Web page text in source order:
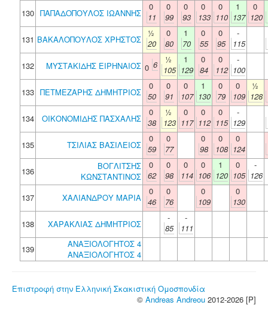
130 ΠΑΠΑΔΟΠΟΥΛΟΣ ΙΩΑΝΝΗΣ
0
11
0
99
0
93
0
133
0
110
1
137
0
120
131 ΒΑΚΑΛΟΠΟΥΛΟΣ ΧΡΗΣΤΟΣ
½
20
0
80
1
70
0
55
0
95
-
115
132
ΜΥΣΤΑΚΙΔΗΣ ΕΙΡΗΝΑΙΟΣ 0 6
½
105
1
129
0
84
0
112
-
100
133 ΠΕΤΜΕΖΑΡΗΣ ΔΗΜΗΤΡΙΟΣ
0
50
0
91
0
107
1
130
0
79
0
109
½
128
134
ΟΙΚΟΝΟΜΙΔΗΣ ΠΑΣΧΑΛΗΣ
0
38
½
123
0
117
0
112
0
115
-
129
135
ΤΣΙΛΙΑΣ ΒΑΣΙΛΕΙΟΣ
0
59
0
77
0
98
0
108
0
124
136
ΒΟΓΛΙΤΣΗΣ
ΚΩΝΣΤΑΝΤΙΝΟΣ
0
62
0
98
0
114
0
106
1
120
0
105
-
126
137
ΧΑΛΙΑΝΔΡΟΥ ΜΑΡΙΑ
0
46
0
76
0
109
0
130
138
ΧΑΡΑΚΛΙΑΣ ΔΗΜΗΤΡΙΟΣ
-
85
-
111
139
ΑΝΑΞΙΟΛΟΓΗΤΟΣ 4
ΑΝΑΞΙΟΛΟΓΗΤΟΣ 4
Επιστροφή στην Ελληνική Σκακιστική Ομοσπονδία
© Andreas Andreou 2012-2026 [P]